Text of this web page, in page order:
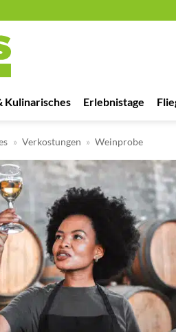
Kulinarisches Erlebnistage
» Verkostungen » Weinprobe